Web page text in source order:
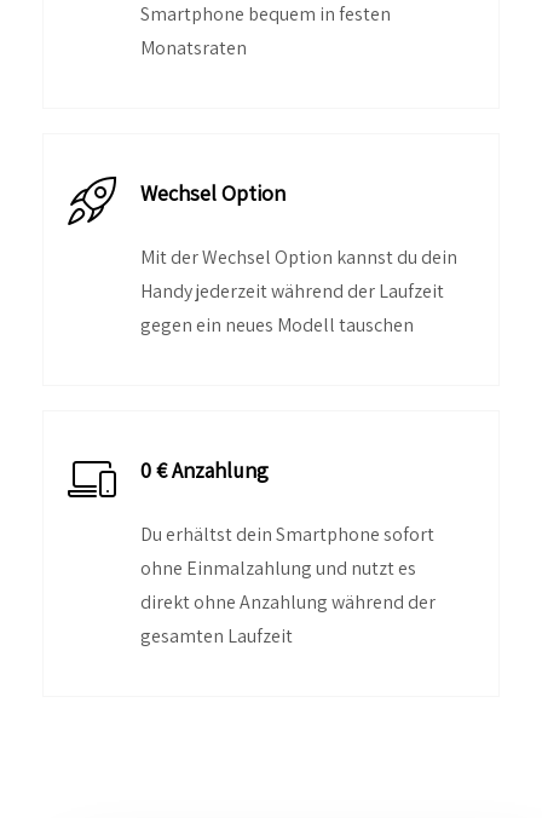
Smartphone bequem in festen
Monatsraten
Wechsel Option
Mit der Wechsel Option kannst du dein
Handy jederzeit während der Laufzeit
gegen ein neues Modell tauschen
0 € Anzahlung
Du erhältst dein Smartphone sofort
ohne Einmalzahlung und nutzt es
direkt ohne Anzahlung während der
gesamten Laufzeit